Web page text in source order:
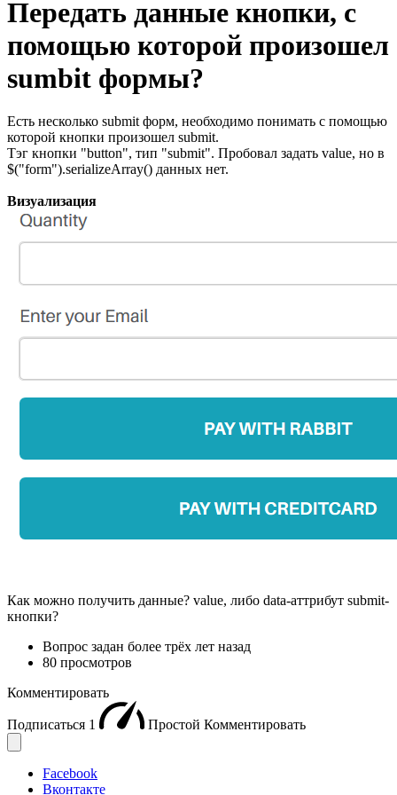
Передать данные кнопки, с
помощью которой произошел
sumbit формы?
Есть несколько submit форм, необходимо понимать с помощью
которой кнопки произошел submit.
Тэг кнопки "button", тип "submit". Пробовал задать value, но в
$("form").serializeArray() данных нет.
Визуализация
Как можно получить данные? value, либо data-аттрибут submit-
кнопки?
Вопрос задан более трёх лет назад
80 просмотров
Комментировать
Подписаться 1 Простой Комментировать
Facebook
Вконтакте